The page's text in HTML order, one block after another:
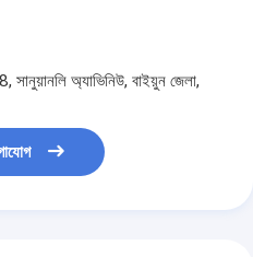
অ্যাভিনিউ, বাইয়ুন জেলা,